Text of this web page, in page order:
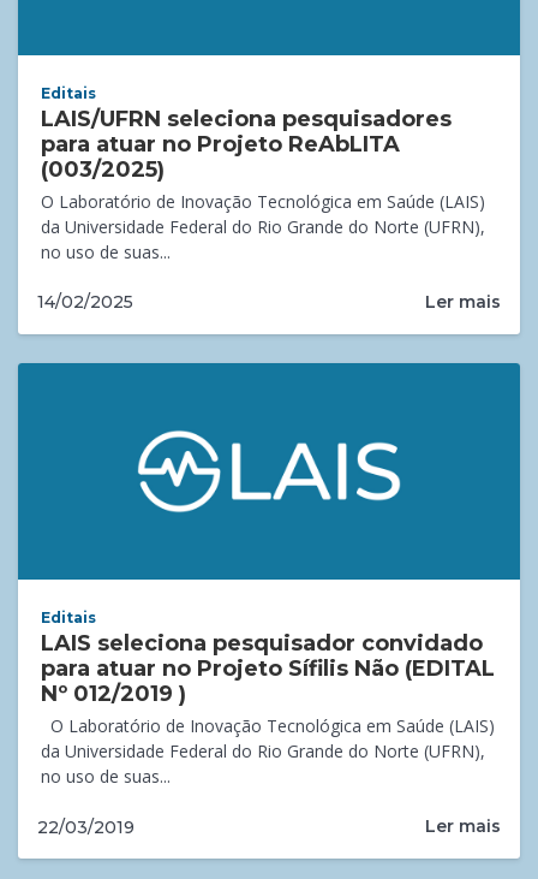
Editais
LAIS/UFRN seleciona pesquisadores
para atuar no Projeto ReAbLITA
(003/2025)
O Laboratório de Inovação Tecnológica em Saúde (LAIS)
da Universidade Federal do Rio Grande do Norte (UFRN),
no uso de suas...
14/02/2025 Ler mais
Editais
LAIS seleciona pesquisador convidado
para atuar no Projeto Sífilis Não (EDITAL
Nº 012/2019 )
O Laboratório de Inovação Tecnológica em Saúde (LAIS)
da Universidade Federal do Rio Grande do Norte (UFRN),
no uso de suas...
22/03/2019 Ler mais